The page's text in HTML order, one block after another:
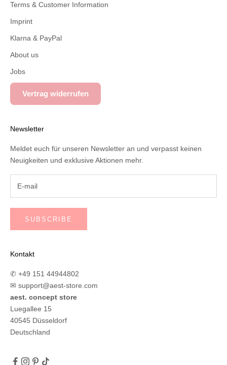
Terms & Customer Information
Imprint
Klarna & PayPal
About us
Jobs
Vertrag widerrufen
Newsletter
Meldet euch für unseren Newsletter an und verpasst keinen
Neuigkeiten und exklusive Aktionen mehr.
SUBSCRIBE
Kontakt
✆ +49 151 44944802
✉ support@aest-store.com
aest. concept store
Luegallee 15
40545 Düsseldorf
Deutschland